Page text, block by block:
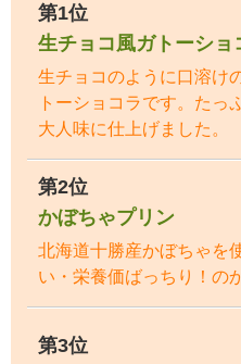
第1位
生チョコ風ガトーショ
生チョコのように口溶け
トーショコラです。たっ
大人味に仕上げました。
第2位
かぼちゃプリン
北海道十勝産かぼちゃを
い・栄養価ばっちり！の
第3位